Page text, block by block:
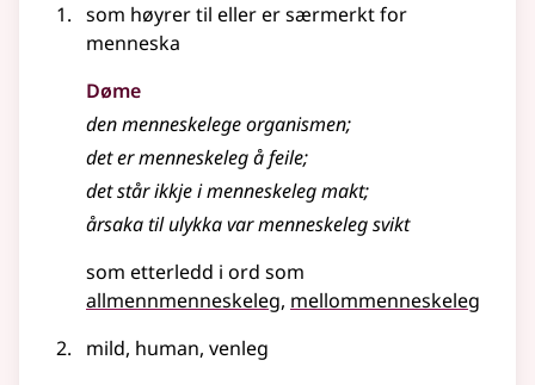
som høyrer til ellerer særmerkt for
menneska
Døme
denmenneskelegeorganismen;
det ermenneskelegå feile;
det står ikkje imenneskelegmakt;
årsaka til ulykka varmenneskelegsvikt
som etterledd i ord som
allmennmenneskeleg mellommenneskeleg
mild, human, venleg